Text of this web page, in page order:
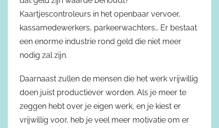
Kaartjescontroleurs in het openbaar vervoer,
kassamedewerkers, parkeerwachters… Er bestaat
een enorme industrie rond geld die niet meer
nodig zal zijn.
Daarnaast zullen de mensen die het werk vrijwillig
doen juist productiever worden. Als je meer te
zeggen hebt over je eigen werk, en je kiest er
vrijwillig voor, heb je veel meer motivatie om er